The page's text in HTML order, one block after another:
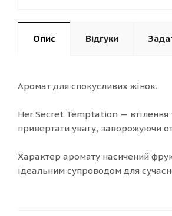
Опис Відгуки
Аромат для спокусливих жінок.
Her Secret Temptation — втілення
привертати увагу, заворожуючи
Характер аромату насичений
ідеальним супроводом для